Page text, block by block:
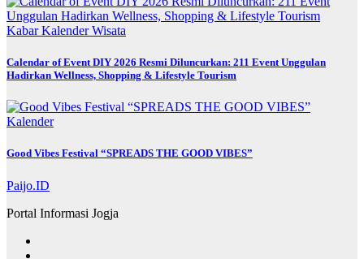
KabarKalenderWisata
Calendar of Event DIY 2026 Resmi Diluncurkan: 211 Event Unggulan
Hadirkan Wellness, Shopping & Lifestyle Tourism
Kalender
Good Vibes Festival “SPREADS THE GOOD VIBES”
Paijo.ID
Portal Informasi Jogja